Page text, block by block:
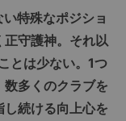
特殊なポジショ
守護神。それ以
とは少ない。 1つ
多くのクラブを
続ける向上心を